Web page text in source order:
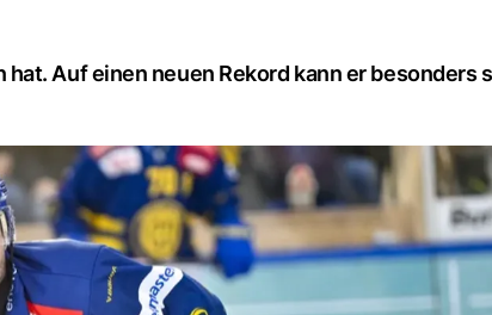
Auf einen neuen Rekord kann er besonders